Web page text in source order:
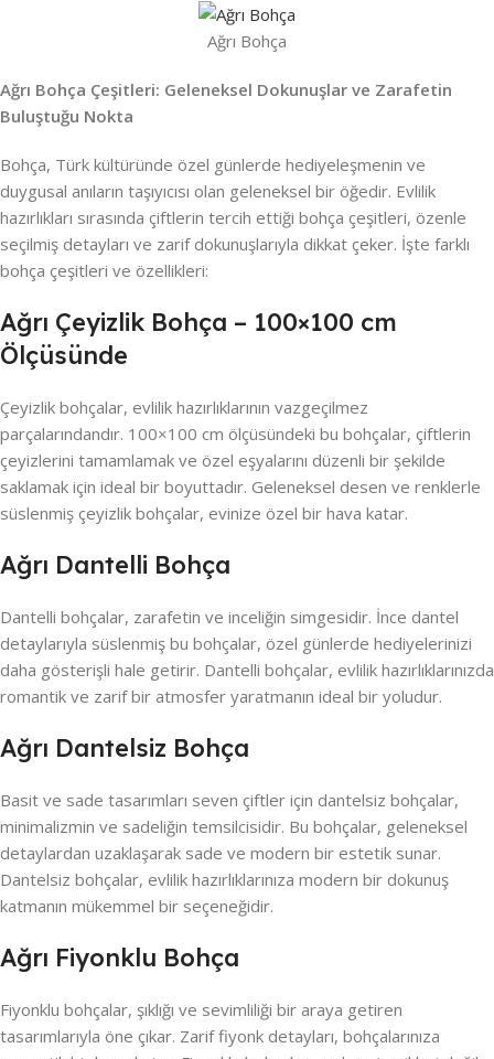
Ağrı Bohça
Ağrı Bohça Çeşitleri: Geleneksel Dokunuşlar ve Zarafetin
Buluştuğu Nokta
Bohça, Türk kültüründe özel günlerde hediyeleşmenin ve
duygusal anıların taşıyıcısı olan geleneksel bir öğedir. Evlilik
hazırlıkları sırasında çiftlerin tercih ettiği bohça çeşitleri, özenle
seçilmiş detayları ve zarif dokunuşlarıyla dikkat çeker. İşte farklı
bohça çeşitleri ve özellikleri:
Ağrı Çeyizlik Bohça – 100×100 cm
Ölçüsünde
Çeyizlik bohçalar, evlilik hazırlıklarının vazgeçilmez
parçalarındandır. 100×100 cm ölçüsündeki bu bohçalar, çiftlerin
çeyizlerini tamamlamak ve özel eşyalarını düzenli bir şekilde
saklamak için ideal bir boyuttadır. Geleneksel desen ve renklerle
süslenmiş çeyizlik bohçalar, evinize özel bir hava katar.
Ağrı Dantelli Bohça
Dantelli bohçalar, zarafetin ve inceliğin simgesidir. İnce dantel
detaylarıyla süslenmiş bu bohçalar, özel günlerde hediyelerinizi
daha gösterişli hale getirir. Dantelli bohçalar, evlilik hazırlıklarınızda
romantik ve zarif bir atmosfer yaratmanın ideal bir yoludur.
Ağrı Dantelsiz Bohça
Basit ve sade tasarımları seven çiftler için dantelsiz bohçalar,
minimalizmin ve sadeliğin temsilcisidir. Bu bohçalar, geleneksel
detaylardan uzaklaşarak sade ve modern bir estetik sunar.
Dantelsiz bohçalar, evlilik hazırlıklarınıza modern bir dokunuş
katmanın mükemmel bir seçeneğidir.
Ağrı Fiyonklu Bohça
Fiyonklu bohçalar, şıklığı ve sevimliliği bir araya getiren
tasarımlarıyla öne çıkar. Zarif fiyonk detayları, bohçalarınıza